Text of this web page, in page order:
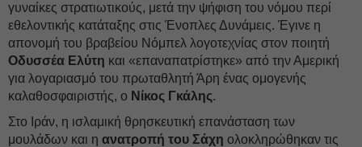
γυναίκες στρατιωτικούς, μετά την ψήφιση του νόμου περί
εθελοντικής κατάταξης στις Ένοπλες Δυνάμεις. Έγινε η
απονομή του βραβείου Νόμπελ λογοτεχνίας στον ποιητή
Οδυσσέα Ελύτη και «επαναπατρίστηκε» από την Αμερική
για λογαριασμό του πρωταθλητή Άρη ένας ομογενής
καλαθοσφαιριστής, ο Νίκος Γκάλης.
Στο Ιράν, η ισλαμική θρησκευτική επανάσταση των
μουλάδων και η ανατροπή του Σάχη ολοκληρώθηκαν τις